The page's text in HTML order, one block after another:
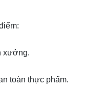
xưởng.
toàn thực phẩm.